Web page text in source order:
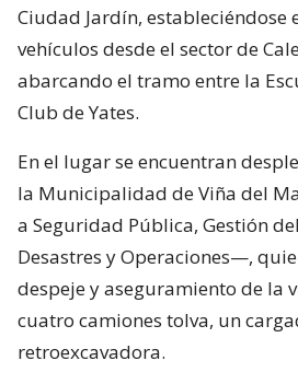
Ciudad Jardín, estableciéndose
vehículos desde el sector de
abarcando el tramo entre la
Club de Yates.
En el lugar se encuentran
la Municipalidad de Viña del
a Seguridad Pública, Gestión
Desastres y Operaciones—,
despeje y aseguramiento de la
cuatro camiones tolva, un
retroexcavadora.